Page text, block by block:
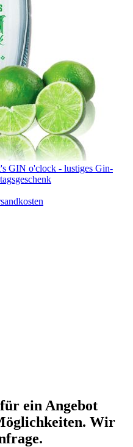
GIN o'clock - lustiges Gin-
ein Angebot
Wir